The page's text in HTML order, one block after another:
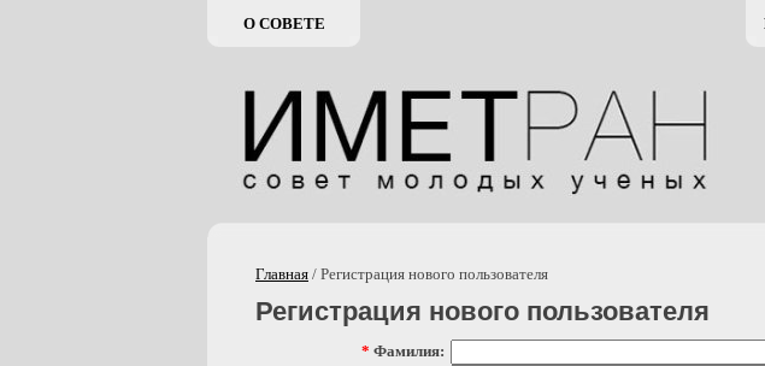
О СОВЕТЕ
Главная / Регистрация нового пользователя
Регистрация нового пользователя
* Фамилия: